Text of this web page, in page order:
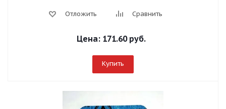
Отложить Сравнить
Цена: 171.60 руб.
Купить